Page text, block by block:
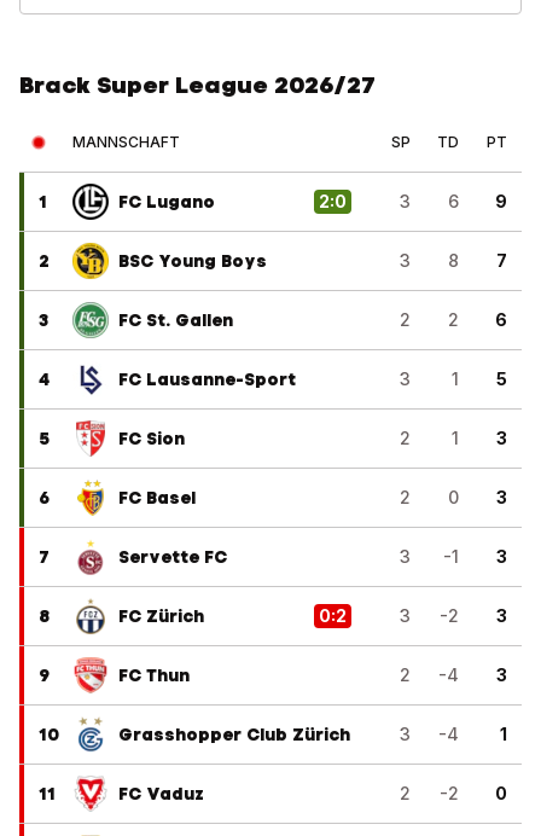
Brack Super League 2026/27
MANNSCHAFT SP TD PT
1 FC Lugano 2:0 3 6 9
2 BSC Young Boys 3 8 7
3 FC St. Gallen 2 2 6
4 FC Lausanne-Sport 3 1 5
5 FC Sion 2 1 3
6 FC Basel 2 0 3
7 Servette FC 3 -1 3
8 FC Zürich 0:2 3 -2 3
9 FC Thun 2 -4 3
10 Grasshopper Club Zürich 3 -4 1
11 FC Vaduz 2 -2 0